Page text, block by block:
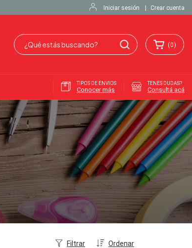
Iniciar sesión Crear cuenta
(0)
TIPOS DE ENVIOS
Conocer más
TENES DUDAS?
Consultá acá
Ordenar
Filtrar